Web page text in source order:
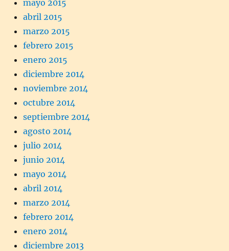
mayo 2015
abril 2015
marzo 2015
febrero 2015
enero 2015
diciembre 2014
noviembre 2014
octubre 2014
septiembre 2014
agosto 2014
julio 2014
junio 2014
mayo 2014
abril 2014
marzo 2014
febrero 2014
enero 2014
diciembre 2013